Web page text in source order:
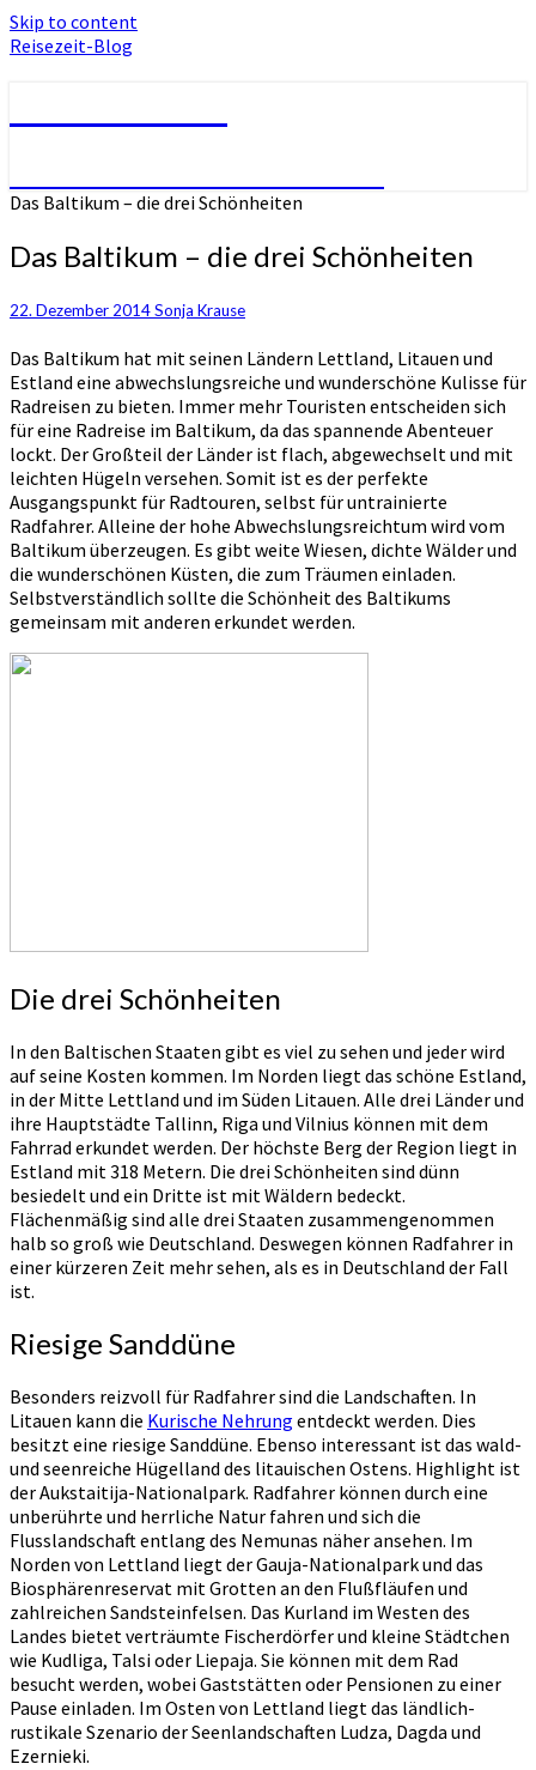
Skip to content
Reisezeit-Blog
Das Baltikum – die drei Schönheiten
Das Baltikum – die drei Schönheiten
22. Dezember 2014Sonja Krause
Das Baltikum hat mit seinen Ländern Lettland, Litauen und
Estland eine abwechslungsreiche und wunderschöne Kulisse für
Radreisen zu bieten. Immer mehr Touristen entscheiden sich
für eine Radreise im Baltikum, da das spannende Abenteuer
lockt. Der Großteil der Länder ist flach, abgewechselt und mit
leichten Hügeln versehen. Somit ist es der perfekte
Ausgangspunkt für Radtouren, selbst für untrainierte
Radfahrer. Alleine der hohe Abwechslungsreichtum wird vom
Baltikum überzeugen. Es gibt weite Wiesen, dichte Wälder und
die wunderschönen Küsten, die zum Träumen einladen.
Selbstverständlich sollte die Schönheit des Baltikums
gemeinsam mit anderen erkundet werden.
Die drei Schönheiten
In den Baltischen Staaten gibt es viel zu sehen und jeder wird
auf seine Kosten kommen. Im Norden liegt das schöne Estland,
in der Mitte Lettland und im Süden Litauen. Alle drei Länder und
ihre Hauptstädte Tallinn, Riga und Vilnius können mit dem
Fahrrad erkundet werden. Der höchste Berg der Region liegt in
Estland mit 318 Metern. Die drei Schönheiten sind dünn
besiedelt und ein Dritte ist mit Wäldern bedeckt.
Flächenmäßig sind alle drei Staaten zusammengenommen
halb so groß wie Deutschland. Deswegen können Radfahrer in
einer kürzeren Zeit mehr sehen, als es in Deutschland der Fall
ist.
Riesige Sanddüne
Besonders reizvoll für Radfahrer sind die Landschaften. In
Litauen kann die Kurische Nehrung entdeckt werden. Dies
besitzt eine riesige Sanddüne. Ebenso interessant ist das wald-
und seenreiche Hügelland des litauischen Ostens. Highlight ist
der Aukstaitija-Nationalpark. Radfahrer können durch eine
unberührte und herrliche Natur fahren und sich die
Flusslandschaft entlang des Nemunas näher ansehen. Im
Norden von Lettland liegt der Gauja-Nationalpark und das
Biosphärenreservat mit Grotten an den Flußfläufen und
zahlreichen Sandsteinfelsen. Das Kurland im Westen des
Landes bietet verträumte Fischerdörfer und kleine Städtchen
wie Kudliga, Talsi oder Liepaja. Sie können mit dem Rad
besucht werden, wobei Gaststätten oder Pensionen zu einer
Pause einladen. Im Osten von Lettland liegt das ländlich-
rustikale Szenario der Seenlandschaften Ludza, Dagda und
Ezernieki.